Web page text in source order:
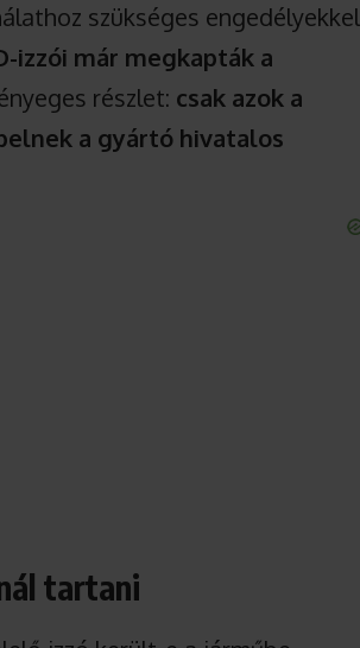
szükséges engedélyekkel
izzói már megkapták a
részlet: csak azok a
a gyártó hivatalos
tartani